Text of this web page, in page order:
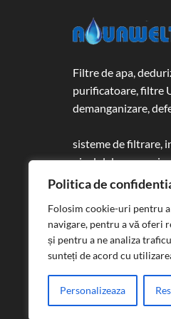
Politica de
Folosim cookie-uri pentru
navigare, pentru a vă oferi
și pentru a ne analiza
sunteți de acord cu
Personalizeaza
Filtre de apa,
purificatoare, filtre
demanganizare,
sisteme de filtrare,
nivelul de uz casnic
uz industrial
Email:
Telefon :0752 198